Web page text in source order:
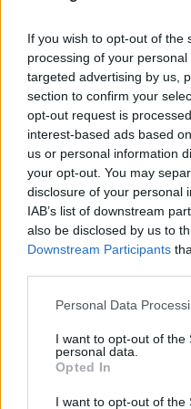
If you wish to opt-out of the
processing of your
targeted advertising by us,
section to confirm your
opt-out request is
interest-based ads based
us or personal information
your opt-out. You may
disclosure of your personal
IAB’s list of downstream
also be disclosed by us to
Downstream Participants
Please note that this
not limited to your visit or
grant or deny consent to
use your data for below
consent section.
Personal Data
I want to opt-out of the
personal data.
Opted In
I want to opt-out of the
10.08.2026